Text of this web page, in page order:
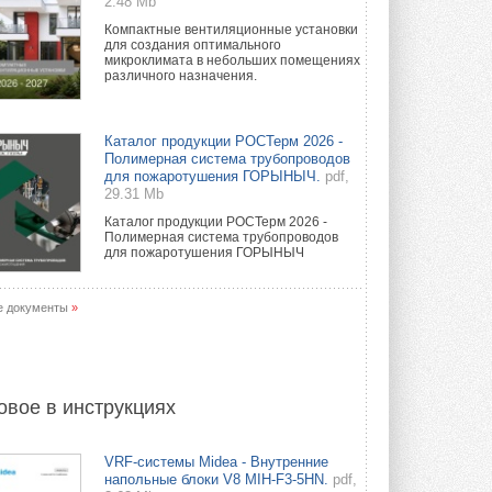
Компактные вентиляционные установки
для создания оптимального
микроклимата в небольших помещениях
различного назначения.
Каталог продукции РОСТерм 2026 -
Полимерная система трубопроводов
для пожаротушения ГОРЫНЫЧ.
pdf,
29.31 Mb
Каталог продукции РОСТерм 2026 -
Полимерная система трубопроводов
для пожаротушения ГОРЫНЫЧ
документы »
в инструкциях
VRF-системы Midea - Внутренние
напольные блоки V8 MIH-F3-5HN. pdf,